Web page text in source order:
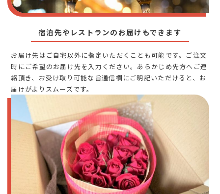
宿泊先やレストランのお届けもできます
お届け先はご自宅以外に指定いただくことも可能です。ご注文
時にご希望のお届け先を入力ください。あらかじめ先方へご連
絡頂き、お受け取り可能な旨通信欄にご明記いただけると、お
届けがよりスムーズです。